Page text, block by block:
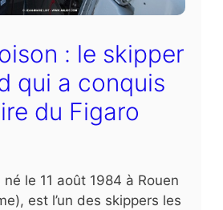
: le skipper
qui a conquis
du Figaro
le 11 août 1984 à Rouen
est l’un des skippers les